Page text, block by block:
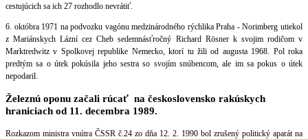
cestujúcich sa ich 27 rozhodlo nevrátiť.
6. októbra 1971 na podvozku vagónu medzinárodného rýchlika Praha - Norimberg utiekol
z Mariánskych Lázní cez Cheb sedemnásťročný Richard Rösner k svojim rodičom v
Marktredwitz v Spolkovej republike Nemecko, ktorí tu žili od augusta 1968. Pol roka
predtým sa o útek pokúsila jeho sestra so svojím snúbencom, ale im sa pokus o útek
nepodaril.
Železnú oponu začali rúcať na československo rakúskych
hraniciach od 11. decembra 1989.
Rozkazom ministra vnútra ČSSR č.24 zo dňa 12. 2. 1990 bol zrušený politický aparát na